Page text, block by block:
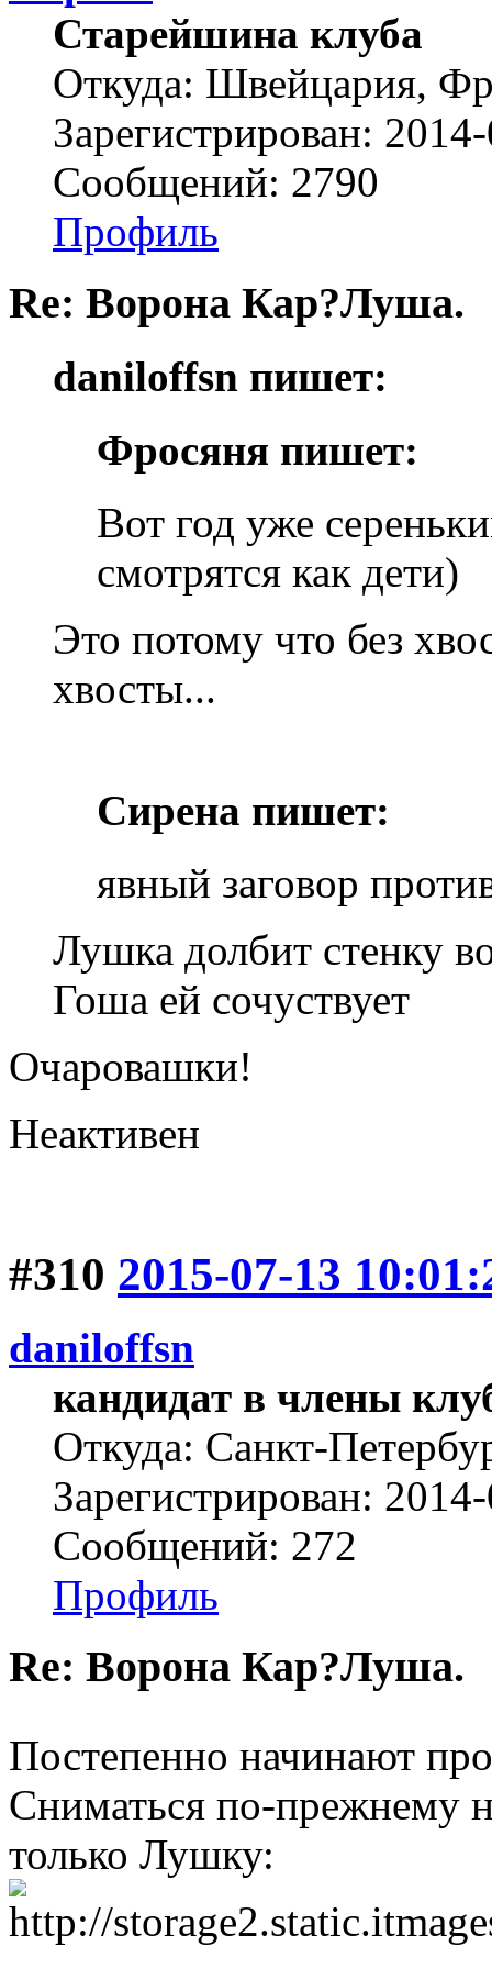
Старейшина клуба
Откуда: Швейцария,
Зарегистрирован:
Сообщений: 2790
Профиль
Re: Ворона Кар?Луша.
daniloffsn пишет:
Фросяня пишет:
Вот год уже
смотрятся как дети)
Это потому что без
хвосты...
Сирена пишет:
явный заговор
Лушка долбит стенку
Гоша ей сочуствует
Очаровашки!
Неактивен
#310 2015-07-13
daniloffsn
кандидат в члены
Откуда: Санкт-
Зарегистрирован:
Сообщений: 272
Профиль
Re: Ворона Кар?Луша.
Постепенно начинают
Сниматься по-прежнему
только Лушку: